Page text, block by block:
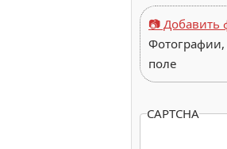
📷 Добавить
Фотографии,
поле
CAPTCHA